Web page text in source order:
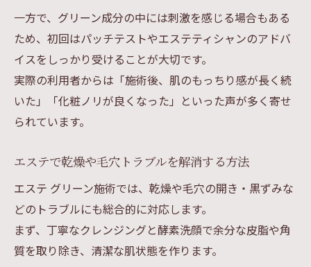
一方で、グリーン成分の中には刺激を感じる場合もある
ため、初回はパッチテストやエステティシャンのアドバ
イスをしっかり受けることが大切です。
実際の利用者からは「施術後、肌のもっちり感が長く続
いた」「化粧ノリが良くなった」といった声が多く寄せ
られています。
エステで乾燥や毛穴トラブルを解消する方法
エステ グリーン施術では、乾燥や毛穴の開き・黒ずみな
どのトラブルにも総合的に対応します。
まず、丁寧なクレンジングと酵素洗顔で余分な皮脂や角
質を取り除き、清潔な肌状態を作ります。